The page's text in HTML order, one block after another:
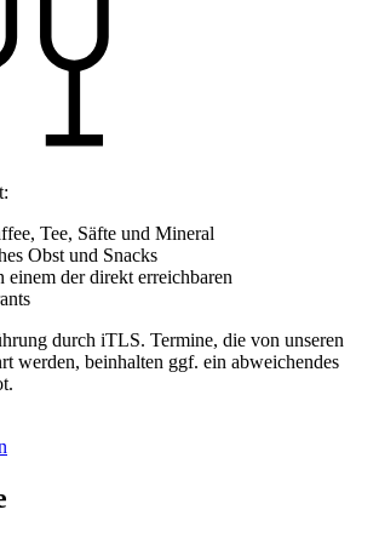
Tee, Säfte und Mineral
Obst und Snacks
einem der direkt erreichbaren
durch iTLS. Termine, die von unseren
werden, beinhalten ggf. ein abweichendes